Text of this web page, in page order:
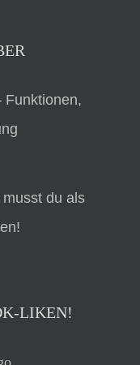
Funktionen,
du als
LIKEN!